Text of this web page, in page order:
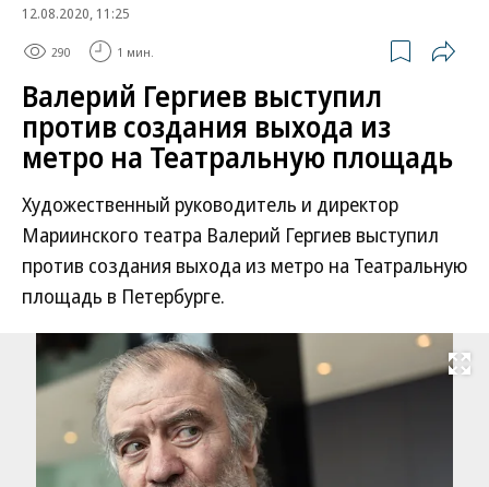
12.08.2020, 11:25
290 1 мин.
Валерий Гергиев выступил
против создания выхода из
метро на Театральную площадь
Художественный руководитель и директор
Мариинского театра Валерий Гергиев выступил
против создания выхода из метро на Театральную
площадь в Петербурге.
Развернуть